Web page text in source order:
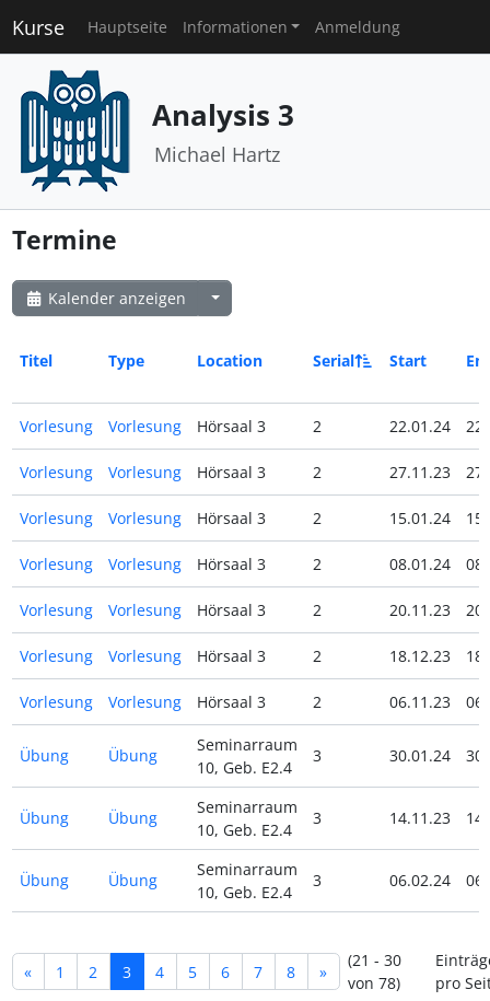
Kurse Hauptseite Informationen Anmeldung
Analysis 3
Michael Hartz
Termine
Kalender anzeigen
Titel Type Location Serial Start
Vorlesung Vorlesung Hörsaal 3 2 22.01.24
Vorlesung Vorlesung Hörsaal 3 2 27.11.23
Vorlesung Vorlesung Hörsaal 3 2 15.01.24
Vorlesung Vorlesung Hörsaal 3 2 08.01.24
Vorlesung Vorlesung Hörsaal 3 2 20.11.23
Vorlesung Vorlesung Hörsaal 3 2 18.12.23
Vorlesung Vorlesung Hörsaal 3 2 06.11.23
Übung Übung
Seminarraum
10, Geb. E2.4
3 30.01.24
Übung Übung
Seminarraum
10, Geb. E2.4
3 14.11.23
Übung Übung
Seminarraum
10, Geb. E2.4
3 06.02.24
« 1 2 3 4 5 6 7 8 »
(21 - 30
von 78)
pro